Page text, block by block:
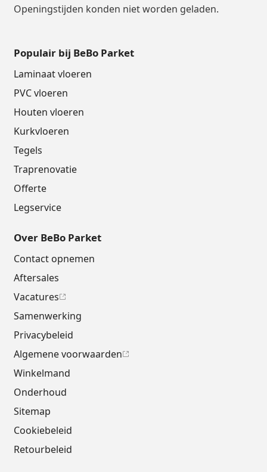
Openingstijden konden niet worden geladen.
Populair bij BeBo Parket
Laminaat vloeren
PVC vloeren
Houten vloeren
Kurkvloeren
Tegels
Traprenovatie
Offerte
Legservice
Over BeBo Parket
Contact opnemen
Aftersales
Vacatures
Samenwerking
Privacybeleid
Algemene voorwaarden
Winkelmand
Onderhoud
Sitemap
Cookiebeleid
Retourbeleid